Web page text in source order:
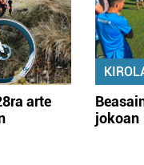
arte
jokoan